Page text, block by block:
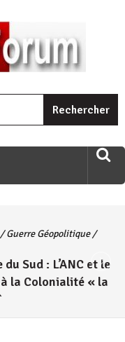
cakwibarutse .Wewe
ukora iki kugira ngo
Guerre Géopolitique/
Sud : L’ANC et le
la Colonialité « la
»